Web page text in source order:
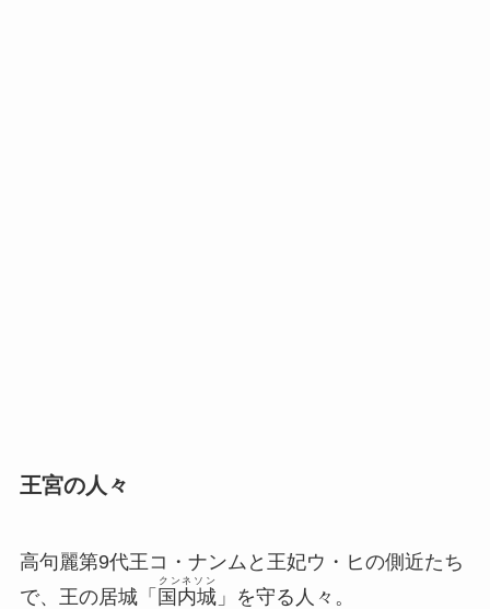
王宮の人々
高句麗第9代王コ・ナンムと王妃ウ・ヒの側近たち
で、王の居城「 国内城
クンネソン
」を守る人々。